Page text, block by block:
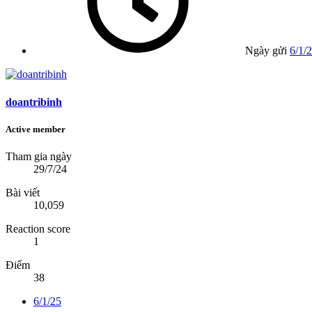
Ngày gửi 6/1/
doantribinh
Active member
Tham gia ngày
29/7/24
Bài viết
10,059
Reaction score
1
Điểm
38
6/1/25